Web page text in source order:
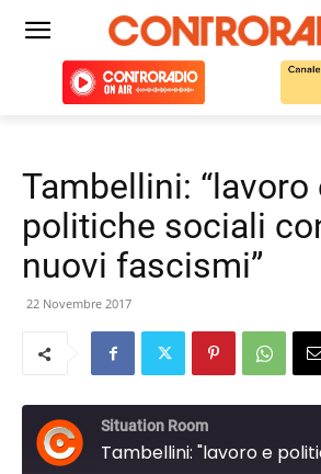
Tambellini: “lavoro
politiche sociali
nuovi fascismi”
22 Novembre 2017
Situation Room